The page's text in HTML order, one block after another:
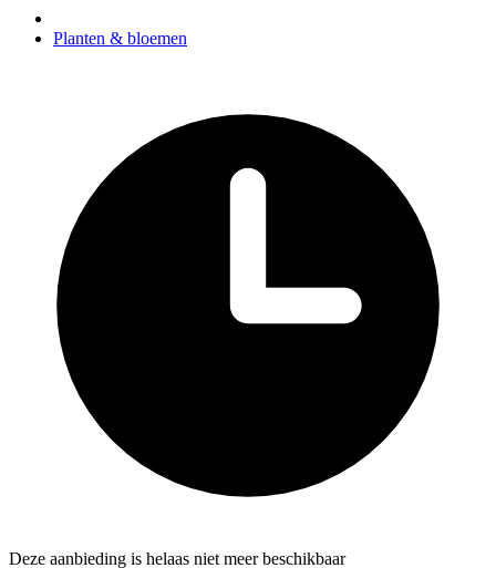
Planten & bloemen
Deze aanbieding is helaas niet meer beschikbaar